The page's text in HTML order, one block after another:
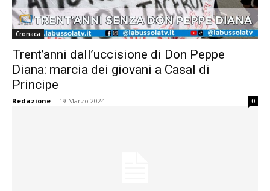
Cronaca
Trent’anni dall’uccisione di Don Peppe
Diana: marcia dei giovani a Casal di
Principe
Redazione - 19 Marzo 2024 0